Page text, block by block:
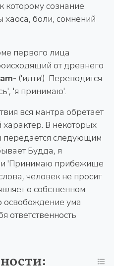
которому сознание
боли, сомнений
первого лица
от древнего
('идти'). Переводится
'я принимаю'.
вся мантра обретает
В некоторых
следующим
Будда, я
'Принимаю прибежище
человек не просит
о собственном
освобождение ума
ответственность